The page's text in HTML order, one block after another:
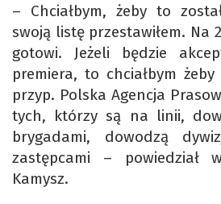
– Chciałbym, żeby to
swoją listę przestawiłem. Na
gotowi. Jeżeli będzie
premiera, to chciałbym
przyp. Polska Agencja
tych, którzy są na linii,
brygadami, dowodzą
zastępcami – powiedział
Kamysz.